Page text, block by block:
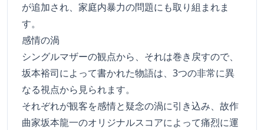
が追加され、家庭内暴力の問題にも取り組まれま
す。
感情の渦
シングルマザーの観点から、それは巻き戻すので、
坂本裕司によって書かれた物語は、3つの非常に異
なる視点から見られます。
それぞれが観客を感情と疑念の渦に引き込み、故作
曲家坂本龍一のオリジナルスコアによって痛烈に運